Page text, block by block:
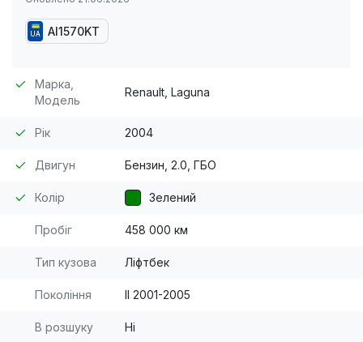
UA AI1570KT
Марка,
Модель
Renault, Laguna
Рік 2004
Двигун Бензин, 2.0, ГБО
Колір Зелений
Пробіг 458 000 км
Тип кузова Ліфтбек
Покоління II 2001-2005
В розшуку Ні